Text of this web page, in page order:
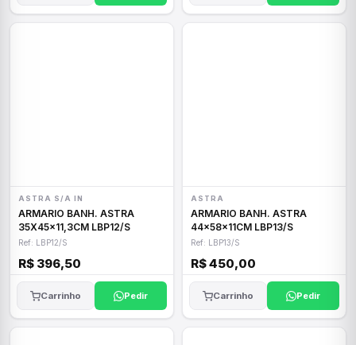
ASTRA S/A IN
ARMARIO BANH. ASTRA
35X45x11,3CM LBP12/S
Ref: LBP12/S
R$ 396,50
Carrinho Pedir
ASTRA
ARMARIO BANH. ASTRA
44x58x11CM LBP13/S
Ref: LBP13/S
R$ 450,00
Carrinho Pedir